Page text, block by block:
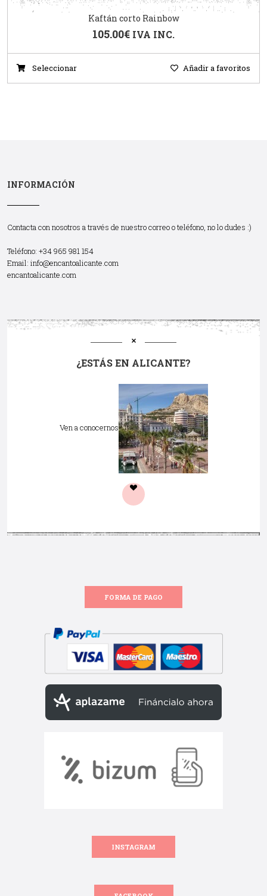
Kaftán corto Rainbow
105.00€ IVA INC.
Seleccionar Añadir a favoritos
INFORMACIÓN
Contacta con nosotros a través de nuestro correo o teléfono, no lo dudes :)
Teléfono: +34 965 981 154
Email: info@encantoalicante.com
encantoalicante.com
¿ESTÁS EN ALICANTE?
Ven a conocernos
FORMA DE PAGO
INSTAGRAM